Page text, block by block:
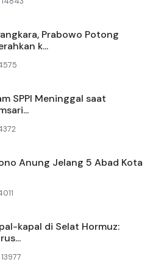
Prabowo Potong
k...
SPPI Meninggal saat
Anung Jelang 5 Abad Kota
kapal di Selat Hormuz:
13977